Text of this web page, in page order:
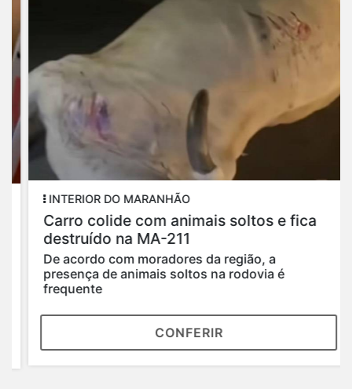
INTERIOR DO MARANHÃO
Carro colide com animais soltos e fica
destruído na MA-211
De acordo com moradores da região, a
presença de animais soltos na rodovia é
frequente
CONFERIR